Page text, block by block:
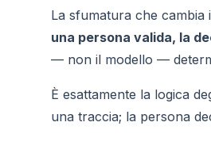
La sfumatura che cambia
una persona valida, la
— non il modello —
È esattamente la logica
una traccia; la persona